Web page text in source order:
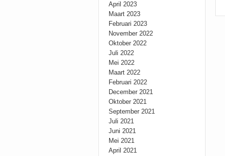
April 2023
Maart 2023
Februari 2023
November 2022
Oktober 2022
Juli 2022
Mei 2022
Maart 2022
Februari 2022
December 2021
Oktober 2021
September 2021
Juli 2021
Juni 2021
Mei 2021
April 2021